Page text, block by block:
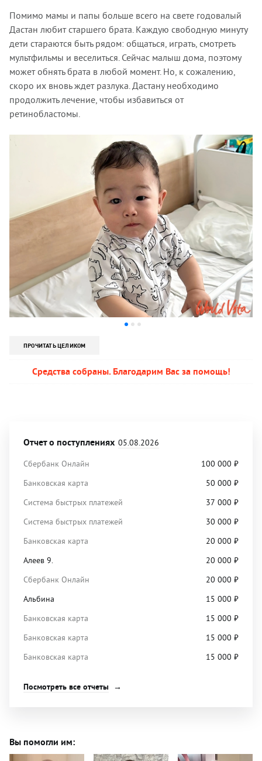
Помимо мамы и папы больше всего на свете годовалый
Дастан любит старшего брата. Каждую свободную минуту
дети стараются быть рядом: общаться, играть, смотреть
мультфильмы и веселиться. Сейчас малыш дома, поэтому
может обнять брата в любой момент. Но, к сожалению,
скоро их вновь ждет разлука. Дастану необходимо
продолжить лечение, чтобы избавиться от
ретинобластомы.
ПРОЧИТАТЬ ЦЕЛИКОМ
Средства собраны. Благодарим Вас за помощь!
Отчет о поступлениях 05.08.2026
Сбербанк Онлайн
100 000 ₽
Банковская карта
50 000 ₽
Система быстрых платежей
37 000 ₽
Система быстрых платежей
30 000 ₽
Банковская карта
20 000 ₽
Алеев 9.
20 000 ₽
Сбербанк Онлайн
20 000 ₽
Альбина
15 000 ₽
Банковская карта
15 000 ₽
Банковская карта
15 000 ₽
Банковская карта
15 000 ₽
Посмотреть все отчеты
Вы помогли им: